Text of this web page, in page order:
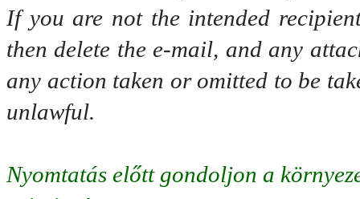
If you are not the intended
then delete the e-mail, and any
any action taken or omitted to be
unlawful.
Nyomtatás előtt gondoljon a